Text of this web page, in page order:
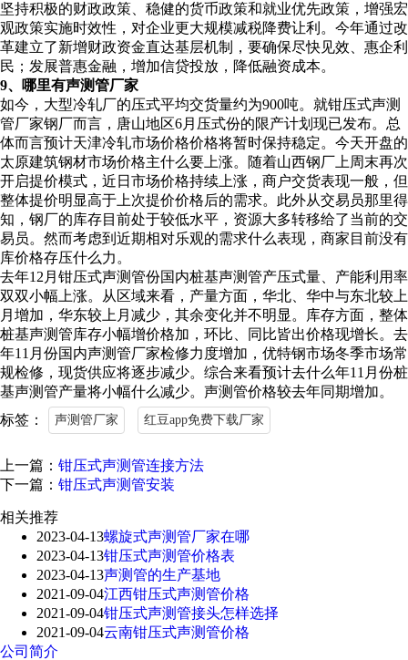
坚持积极的财政政策、稳健的货币政策和就业优先政策，增强宏
观政策实施时效性，对企业更大规模减税降费让利。今年通过改
革建立了新增财政资金直达基层机制，要确保尽快见效、惠企利
民；发展普惠金融，增加信贷投放，降低融资成本。
9、哪里有声测管厂家
如今，大型冷轧厂的压式平均交货量约为900吨。就钳压式声测
管厂家钢厂而言，唐山地区6月压式份的限产计划现已发布。总
体而言预计天津冷轧市场价格价格将暂时保持稳定。今天开盘的
太原建筑钢材市场价格主什么要上涨。随着山西钢厂上周末再次
开启提价模式，近日市场价格持续上涨，商户交货表现一般，但
整体提价明显高于上次提价价格后的需求。此外从交易员那里得
知，钢厂的库存目前处于较低水平，资源大多转移给了当前的交
易员。然而考虑到近期相对乐观的需求什么表现，商家目前没有
库价格存压什么力。
去年12月钳压式声测管份国内桩基声测管产压式量、产能利用率
双双小幅上涨。从区域来看，产量方面，华北、华中与东北较上
月增加，华东较上月减少，其余变化并不明显。库存方面，整体
桩基声测管库存小幅增价格加，环比、同比皆出价格现增长。去
年11月份国内声测管厂家检修力度增加，优特钢市场冬季市场常
规检修，现货供应将逐步减少。综合来看预计去什么年11月份桩
基声测管产量将小幅什么减少。声测管价格较去年同期增加。
标签：
声测管厂家 红豆app免费下载厂家
上一篇： 钳压式声测管连接方法
下一篇： 钳压式声测管安装
相关推荐
2023-04-13螺旋式声测管厂家在哪
2023-04-13钳压式声测管价格表
2023-04-13声测管的生产基地
2021-09-04江西钳压式声测管价格
2021-09-04钳压式声测管接头怎样选择
2021-09-04云南钳压式声测管价格
公司简介